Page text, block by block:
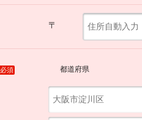
〒
必須 都道府県